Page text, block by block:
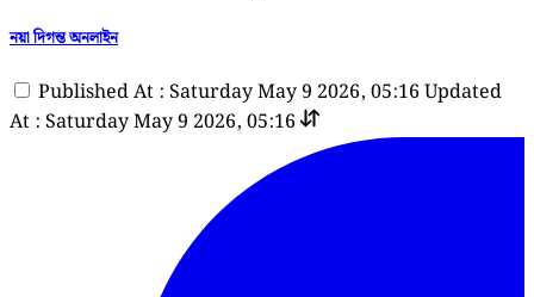
নয়া দিগন্ত অনলাইন
Published At : Saturday May 9 2026, 05:16 Updated
At : Saturday May 9 2026, 05:16